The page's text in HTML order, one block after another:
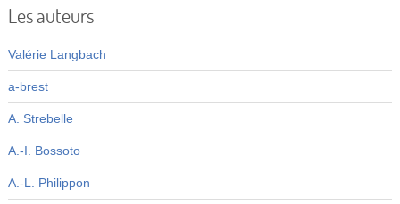
Les auteurs
Valérie Langbach
a-brest
A. Strebelle
A.-I. Bossoto
A.-L. Philippon